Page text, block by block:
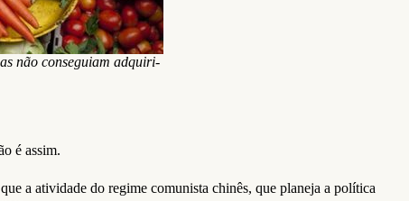
não conseguiam adquiri-
é assim.
a atividade do regime comunista chinês, que planeja a política